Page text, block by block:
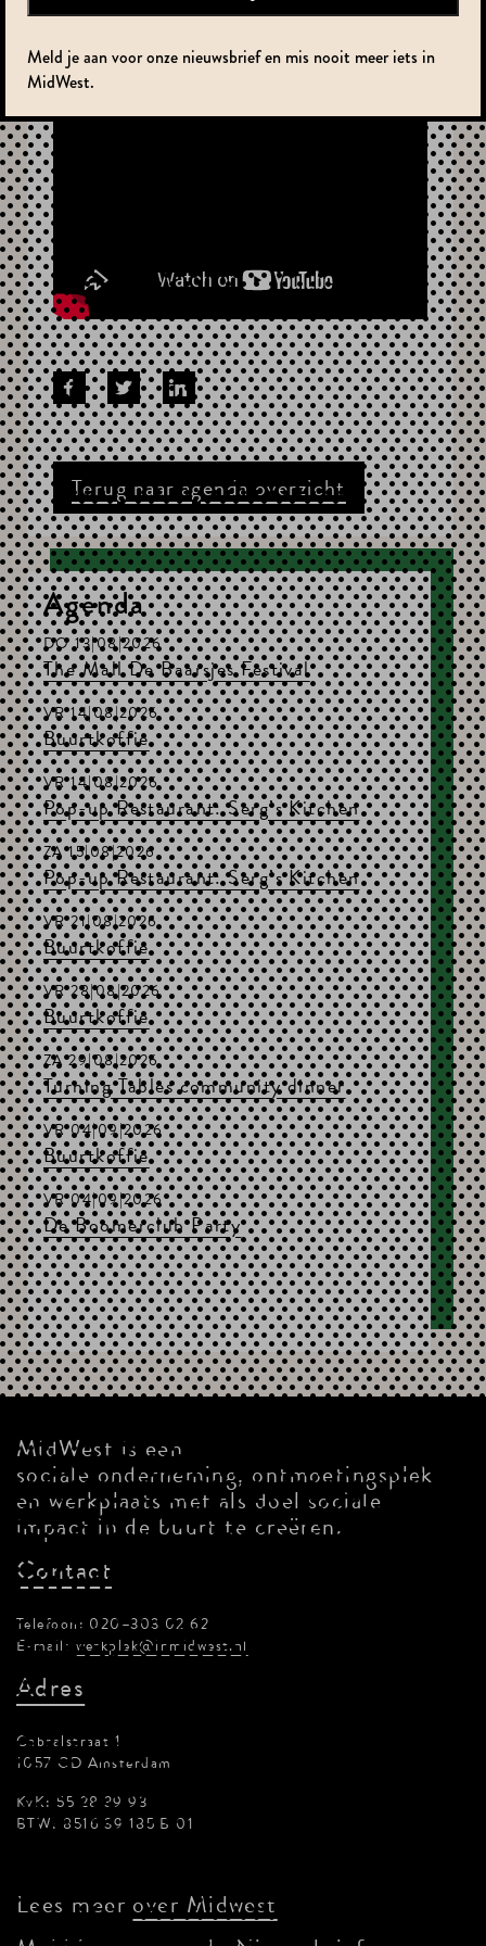
Terug naar agenda overzicht
Agenda
DO 13|08|2026
The Mall De Baarsjes Festival
VR 14|08|2026
Buurtkoffie
VR 14|08|2026
Pop-up Restaurant: Serg’s Kitchen
ZA 15|08|2026
Pop-up Restaurant: Serg’s Kitchen
VR 21|08|2026
Buurtkoffie
VR 28|08|2026
Buurtkoffie
ZA 29|08|2026
Turning Tables community dinner
VR 04|09|2026
Buurtkoffie
VR 04|09|2026
De Boomerclub Party
MidWest is een
sociale onderneming, ontmoetingsplek
en werkplaats met als doel sociale
impact in de buurt te creëren.
Contact
Telefoon: 020–303 02 62
E-mail: werkplek@inmidwest.nl
Adres
Cabralstraat 1
1057 CD Amsterdam
KvK: 55 28 39 93
BTW: 8516 39 185 B 01
Lees meer over Midwest
Meld je aan voor onze nieuwsbrief en mis nooit meer iets in
MidWest.